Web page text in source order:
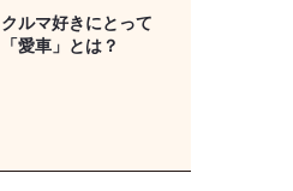
クルマ好きにとって
「愛車」とは？